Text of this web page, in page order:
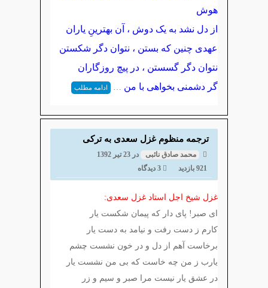
هوش
از دل نشد به یک دوش ، آن بهترینِ یاران
عهدی چنین که بستن ، نتوان دگر شکستن
نتوان دگر گسستن ، در پیچ روزگاران
گر دشمنی بخواهی با من … ادامه مطلب
ترجمه منظوم غزل سعدی به ترکی
محمد صادق نائبی در 23 تیر 1392
921 بازدید
3 دیدگاه
غزل شیخ اجل استاد غزل سعدی:
ای صبر! پای دار که پیمان شکست یار
کارم ز دست رفت و نیامد به دست یار
برخاست آهم از دل و در خون نشست چشم
یارب ز من چه خاست که بی من نشست یار
در عشق یار نیست مرا صبر و سیم و زر